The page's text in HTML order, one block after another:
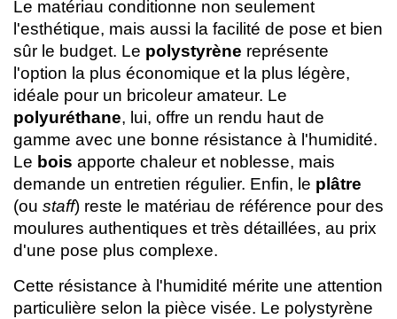
Le matériau conditionne non seulement
l'esthétique, mais aussi la facilité de pose et bien
sûr le budget. Le polystyrène représente
l'option la plus économique et la plus légère,
idéale pour un bricoleur amateur. Le
polyuréthane, lui, offre un rendu haut de
gamme avec une bonne résistance à l'humidité.
Le bois apporte chaleur et noblesse, mais
demande un entretien régulier. Enfin, le plâtre
(ou staff) reste le matériau de référence pour des
moulures authentiques et très détaillées, au prix
d'une pose plus complexe.
Cette résistance à l'humidité mérite une attention
particulière selon la pièce visée. Le polystyrène